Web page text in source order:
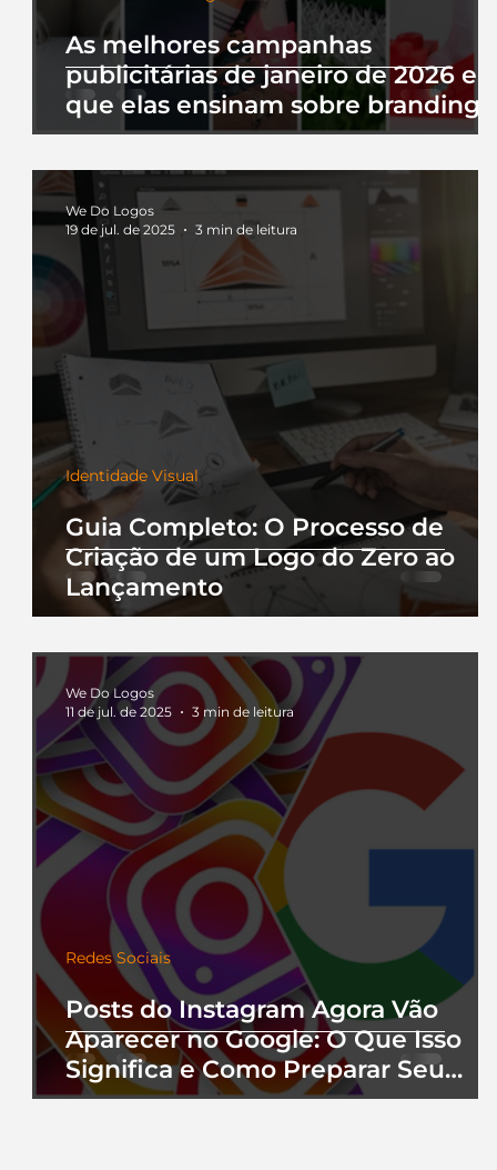
As melhores campanhas
publicitárias de janeiro de 2026 e
que elas ensinam sobre branding
Guia Completo: O Processo de
Criação de um Logo do Zero ao
Lançamento
Identidade Visual
We Do Logos
19 de jul. de 2025
3 min de leitura
Posts do Instagram Agora Vão
Aparecer no Google: O Que Isso
Significa e Como Preparar Seu
Perfil
Redes Sociais
We Do Logos
11 de jul. de 2025
3 min de leitura